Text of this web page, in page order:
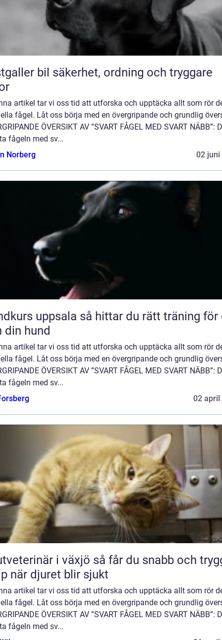
ordning och tryggare
artikel tar vi oss tid att utforska och upptäcka allt som rör
fågel. Låt oss börja med en övergripande och grundlig
ÖVERSIKT AV ”SVART FÅGEL MED SVART NÄBB”:
fågeln med sv...
Norberg
02 juni
så hittar du rätt träning för dig
din hund
artikel tar vi oss tid att utforska och upptäcka allt som rör
fågel. Låt oss börja med en övergripande och grundlig
ÖVERSIKT AV ”SVART FÅGEL MED SVART NÄBB”:
fågeln med sv...
02 april
i växjö så får du snabb och trygg
när djuret blir sjukt
artikel tar vi oss tid att utforska och upptäcka allt som rör
fågel. Låt oss börja med en övergripande och grundlig
ÖVERSIKT AV ”SVART FÅGEL MED SVART NÄBB”:
fågeln med sv...